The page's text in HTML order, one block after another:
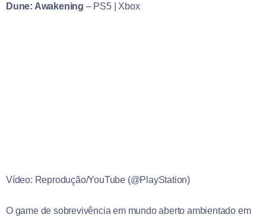
Dune: Awakening –PS5 | Xbox
Vídeo: Reprodução/YouTube (@PlayStation)
O game de sobrevivência em mundo aberto ambientado em